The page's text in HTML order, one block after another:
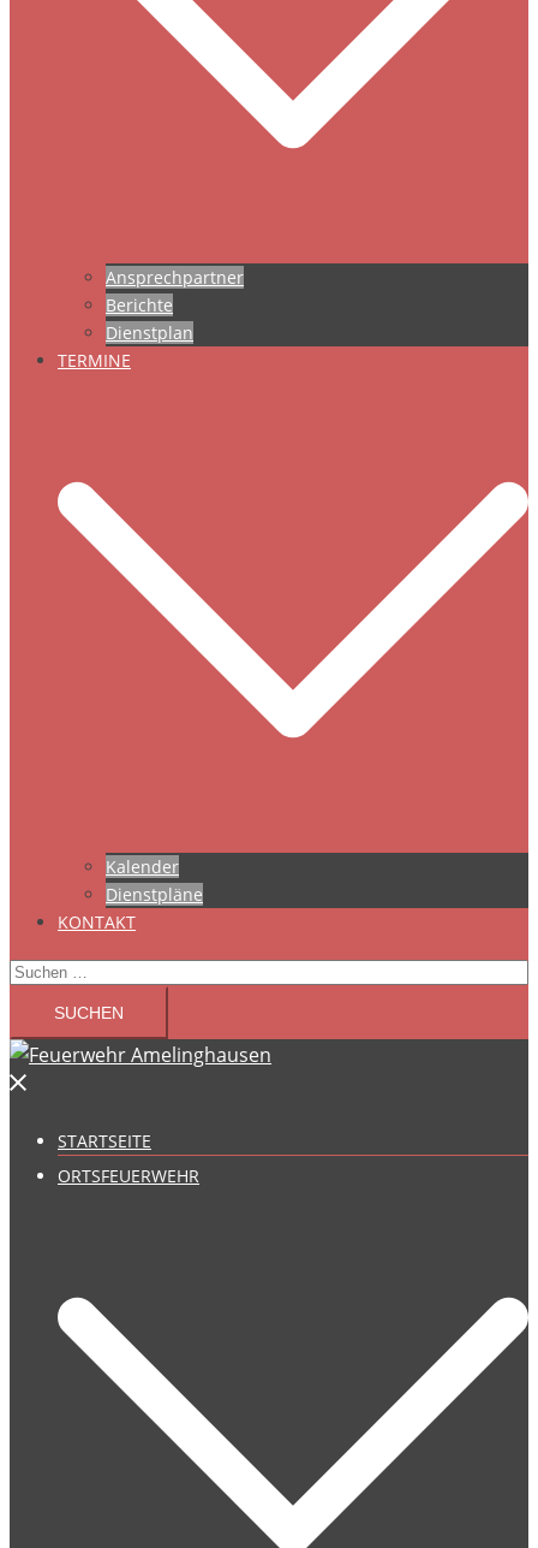
Ansprechpartner
Berichte
Dienstplan
TERMINE
Kalender
Dienstpläne
KONTAKT
Suchen
nach:
STARTSEITE
ORTSFEUERWEHR